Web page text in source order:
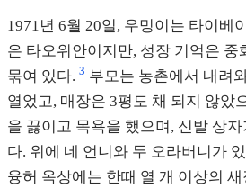
1971년 6월 20일, 우밍이는 타이베
은 타오위안이지만, 성장 기억은 중
묶여 있다. 3 부모는 농촌에서 내려
열었고, 매장은 3평도 채 되지 않았
을 끓이고 목욕을 했으며, 신발 상
다. 위에 네 언니와 두 오라버니가
융허 옥상에는 한때 열 개 이상의